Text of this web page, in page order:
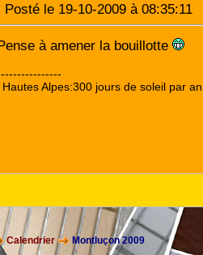
Posté le 19-10-2009 à
à amener la bouillotte
Hautes Alpes:300 jours de soleil par an
Calendrier Montluçon 2009